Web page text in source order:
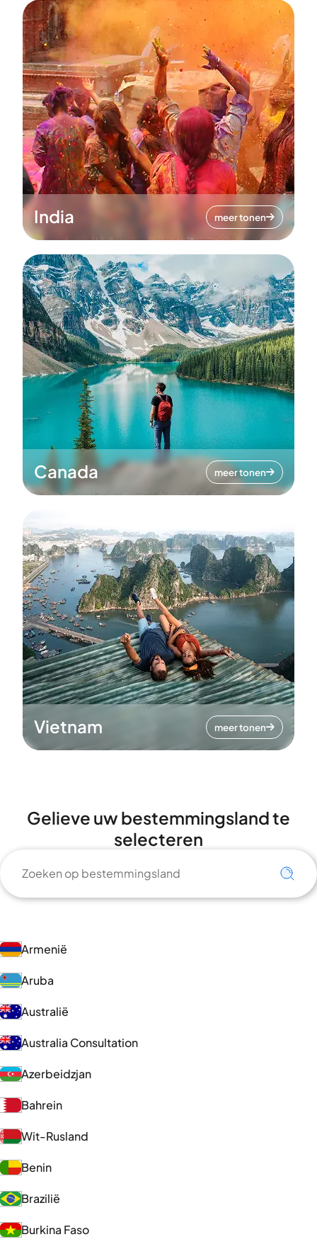
India meer tonen
Canada meer tonen
Vietnam meer tonen
Gelieve uw bestemmingsland te
selecteren
Armenië
Aruba
Australië
Australia Consultation
Azerbeidzjan
Bahrein
Wit-Rusland
Benin
Brazilië
Burkina Faso